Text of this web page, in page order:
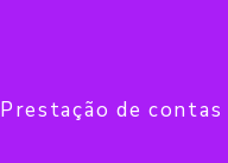
Prestação de contas